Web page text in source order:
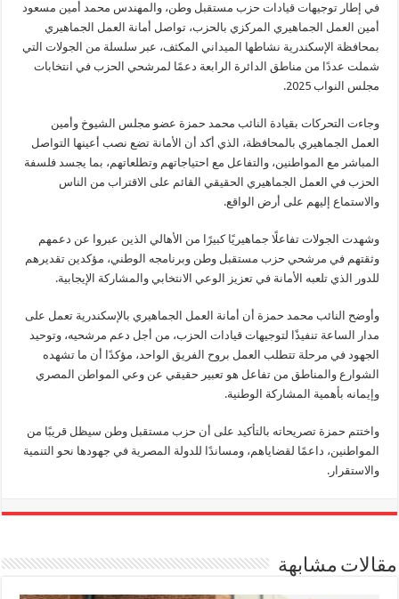
في إطار توجيهات قيادات حزب مستقبل وطن، والمهندس محمد أمين مسعود
أمين العمل الجماهيري المركزي بالحزب، تواصل أمانة العمل الجماهيري
بمحافظة الإسكندرية نشاطها الميداني المكثف، عبر سلسلة من الجولات التي
شملت عددًا من مناطق الدائرة الرابعة دعمًا لمرشحي الحزب في انتخابات
مجلس النواب 2025.
وجاءت التحركات بقيادة النائب محمد حمزة عضو مجلس الشيوخ وأمين
العمل الجماهيري بالمحافظة، الذي أكد أن الأمانة تضع نصب أعينها التواصل
المباشر مع المواطنين، والتفاعل مع احتياجاتهم وتطلعاتهم، بما يجسد فلسفة
الحزب في العمل الجماهيري الحقيقي القائم على الاقتراب من الناس
والاستماع إليهم على أرض الواقع.
وشهدت الجولات تفاعلًا جماهيريًا كبيرًا من الأهالي الذين عبروا عن دعمهم
وثقتهم في مرشحي حزب مستقبل وطن وبرنامجه الوطني، مؤكدين تقديرهم
للدور الذي تلعبه الأمانة في تعزيز الوعي الانتخابي والمشاركة الإيجابية.
وأوضح النائب محمد حمزة أن أمانة العمل الجماهيري بالإسكندرية تعمل على
مدار الساعة تنفيذًا لتوجيهات قيادات الحزب، من أجل دعم مرشحيه، وتوحيد
الجهود في مرحلة تتطلب العمل بروح الفريق الواحد، مؤكدًا أن ما تشهده
الشوارع والمناطق من تفاعل هو تعبير حقيقي عن وعي المواطن المصري
وإيمانه بأهمية المشاركة الوطنية.
واختتم حمزة تصريحاته بالتأكيد على أن حزب مستقبل وطن سيظل قريبًا من
المواطنين، داعمًا لقضاياهم، ومساندًا للدولة المصرية في جهودها نحو التنمية
والاستقرار.
مقالات مشابهة